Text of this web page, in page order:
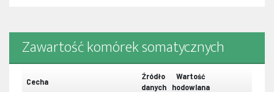
Zawartość komórek somatycznych
Cecha
Źródło
danych
Wartość
hodowlana